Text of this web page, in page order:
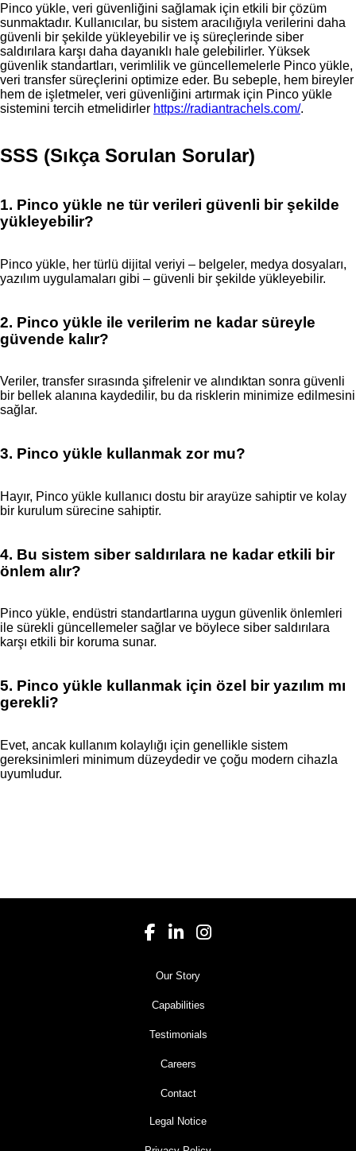
Pinco yükle, veri güvenliğini sağlamak için etkili bir çözüm
sunmaktadır. Kullanıcılar, bu sistem aracılığıyla verilerini daha
güvenli bir şekilde yükleyebilir ve iş süreçlerinde siber
saldırılara karşı daha dayanıklı hale gelebilirler. Yüksek
güvenlik standartları, verimlilik ve güncellemelerle Pinco yükle,
veri transfer süreçlerini optimize eder. Bu sebeple, hem bireyler
hem de işletmeler, veri güvenliğini artırmak için Pinco yükle
sistemini tercih etmelidirler https://radiantrachels.com/.
SSS (Sıkça Sorulan Sorular)
1. Pinco yükle ne tür verileri güvenli bir şekilde
yükleyebilir?
Pinco yükle, her türlü dijital veriyi – belgeler, medya dosyaları,
yazılım uygulamaları gibi – güvenli bir şekilde yükleyebilir.
2. Pinco yükle ile verilerim ne kadar süreyle
güvende kalır?
Veriler, transfer sırasında şifrelenir ve alındıktan sonra güvenli
bir bellek alanına kaydedilir, bu da risklerin minimize edilmesini
sağlar.
3. Pinco yükle kullanmak zor mu?
Hayır, Pinco yükle kullanıcı dostu bir arayüze sahiptir ve kolay
bir kurulum sürecine sahiptir.
4. Bu sistem siber saldırılara ne kadar etkili bir
önlem alır?
Pinco yükle, endüstri standartlarına uygun güvenlik önlemleri
ile sürekli güncellemeler sağlar ve böylece siber saldırılara
karşı etkili bir koruma sunar.
5. Pinco yükle kullanmak için özel bir yazılım mı
gerekli?
Evet, ancak kullanım kolaylığı için genellikle sistem
gereksinimleri minimum düzeydedir ve çoğu modern cihazla
uyumludur.
Our Story
Capabilities
Testimonials
Careers
Contact
Legal Notice